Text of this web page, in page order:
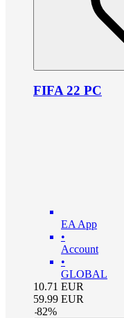
FIFA 22 PC
EA App
•
Account
•
GLOBAL
10.71 EUR
59.99 EUR
-82%